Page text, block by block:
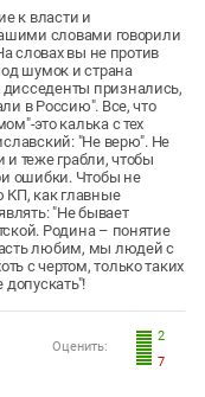
к власти и
словами говорили
словах вы не против
шумок и страна
признались,
в Россию". Все, что
это калька с тех
"Не верю". Не
и теже грабли, чтобы
ошибки. Чтобы не
КП, как главные
"Не бывает
Родина – понятие
любим, мы людей с
с чертом, только таких
2
7
Оценить: